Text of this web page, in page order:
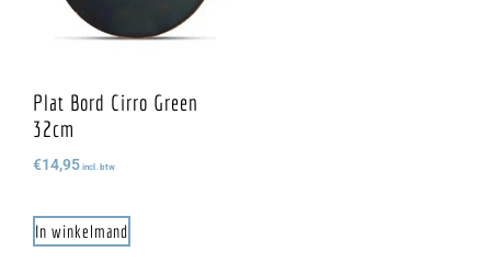
Plat Bord Cirro Green
32cm
€14,95 incl. btw
In winkelmand